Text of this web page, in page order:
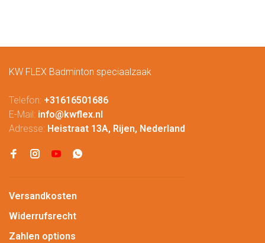
KW FLEX Badminton speciaalzaak
Telefon: +31616501686
E-Mail: info@kwflex.nl
Adresse: Heistraat 13A, Rijen, Nederland
Versandkosten
Widerrufsrecht
Zahlen options